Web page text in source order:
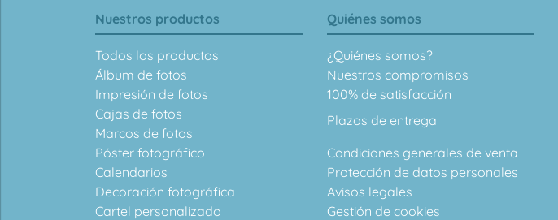
Nuestros productos
Todos los productos
Álbum de fotos
Impresión de fotos
Cajas de fotos
Marcos de fotos
Póster fotográfico
Calendarios
Decoración fotográfica
Cartel personalizado
Quiénes somos
¿Quiénes somos?
Nuestros compromisos
100% de satisfacción
Plazos de entrega
Condiciones generales de venta
Protección de datos personales
Avisos legales
Gestión de cookies